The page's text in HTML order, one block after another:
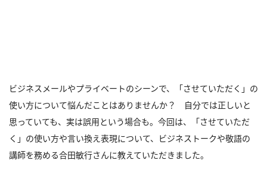
ビジネスメールやプライベートのシーンで、「させていただく」の
使い方について悩んだことはありませんか？ 自分では正しいと
思っていても、実は誤用という場合も。今回は、「させていただ
く」の使い方や言い換え表現について、ビジネストークや敬語の
講師を務める合田敏行さんに教えていただきました。